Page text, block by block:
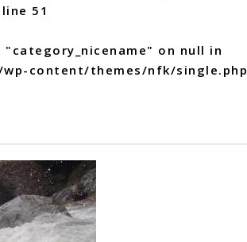
51
on null in
content/themes/nfk/single.php